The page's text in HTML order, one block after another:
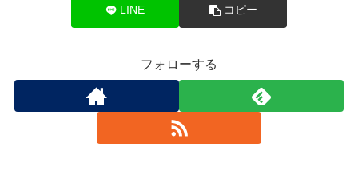
LINE コピー
フォローする